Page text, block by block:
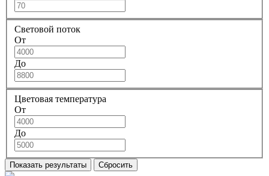
Световой поток
От
До
Цветовая температура
От
До
Показать результаты Сбросить